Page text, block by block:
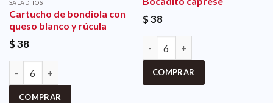
SALADITOS
Cartucho de bondiola con
queso blanco y rúcula
$38
COMPRAR
$38
COMPRAR